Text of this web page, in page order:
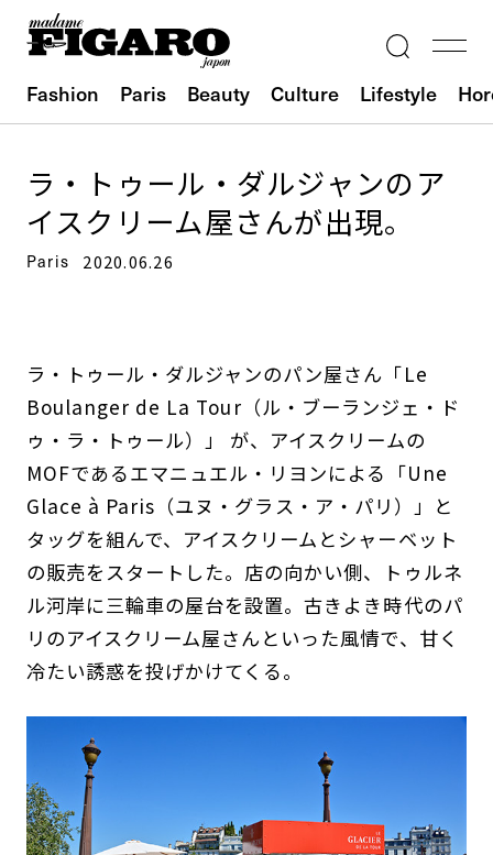
Fashion Paris Beauty Culture Lifestyle
ラ・トゥール・ダルジャンのア
イスクリーム屋さんが出現。
Paris 2020.06.26
ラ・トゥール・ダルジャンのパン屋さん「Le
Boulanger de La Tour（ル・ブーランジェ・ド
ゥ・ラ・トゥール）」 が、アイスクリームの
MOFであるエマニュエル・リヨンによる「Une
Glace à Paris（ユヌ・グラス・ア・パリ）」と
タッグを組んで、アイスクリームとシャーベット
の販売をスタートした。店の向かい側、トゥルネ
ル河岸に三輪車の屋台を設置。古きよき時代のパ
リのアイスクリーム屋さんといった風情で、甘く
冷たい誘惑を投げかけてくる。